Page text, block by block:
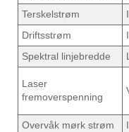
Terskelstrøm
Driftsstrøm
Spektral linjebredde
Laser
fremoverspenning
Overvåk mørk strøm